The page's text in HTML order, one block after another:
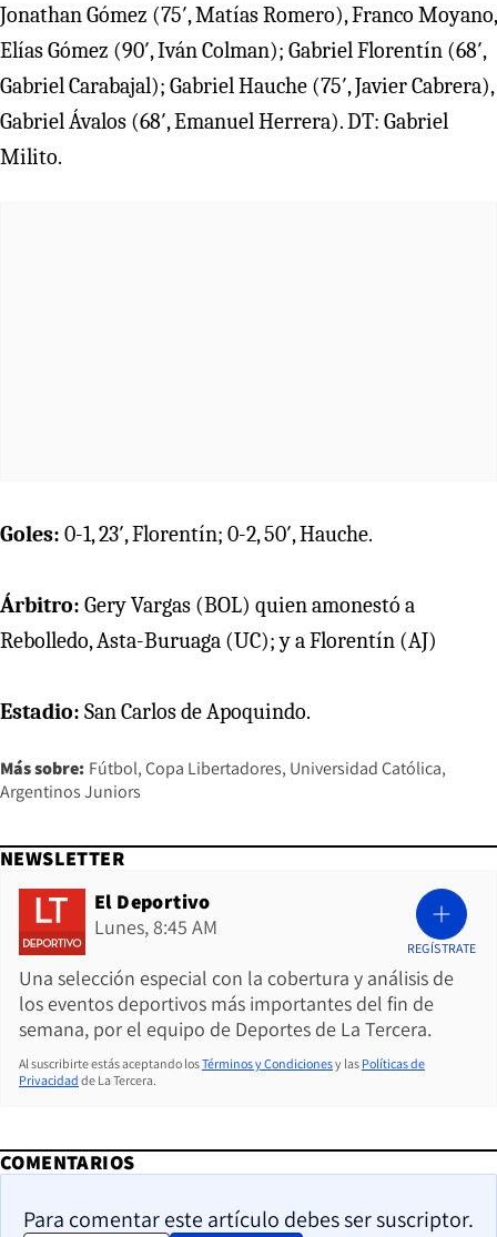
Jonathan Gómez (75′, Matías Romero), Franco Moyano,
Elías Gómez (90′, Iván Colman); Gabriel Florentín (68′,
Gabriel Carabajal); Gabriel Hauche (75′, Javier Cabrera),
Gabriel Ávalos (68′, Emanuel Herrera). DT: Gabriel
Milito.
Goles: 0-1, 23′, Florentín; 0-2, 50′, Hauche.
Árbitro: Gery Vargas (BOL) quien amonestó a
Rebolledo, Asta-Buruaga (UC); y a Florentín (AJ)
Estadio: San Carlos de Apoquindo.
Más sobre: Fútbol Copa Libertadores Universidad Católica
Argentinos Juniors
NEWSLETTER
El Deportivo
Lunes, 8:45 AM
Una selección especial con la cobertura y análisis de
los eventos deportivos más importantes del fin de
semana, por el equipo de Deportes de La Tercera.
REGÍSTRATE
Al suscribirte estás aceptando losTérminos y Condicionesy las Políticas de
Privacidad de La Tercera.
COMENTARIOS
Para comentar este artículo debes ser suscriptor.